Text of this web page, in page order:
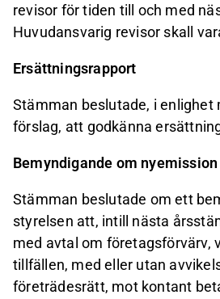
revisor för tiden till och med
Huvudansvarig revisor skall
Ersättningsrapport
Stämman beslutade, i enlighet
förslag, att godkänna
Bemyndigande om
Stämman beslutade om ett
styrelsen att, intill nästa
med avtal om företagsförvärv,
tillfällen, med eller utan
företrädesrätt, mot kontant